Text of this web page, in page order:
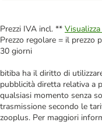
Prezzi IVA incl. **
Prezzo regolare = il prezzo
30 giorni
bitiba ha il diritto di
pubblicità diretta relativa a
qualsiasi momento senza
trasmissione secondo le
zooplus. Per maggiori